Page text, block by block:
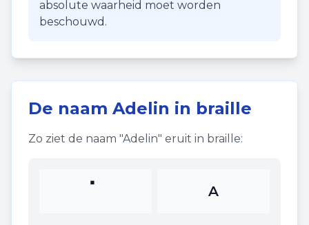
absolute waarheid moet worden
beschouwd.
De naam Adelin in braille
Zo ziet de naam "Adelin" eruit in braille:
⠁ A